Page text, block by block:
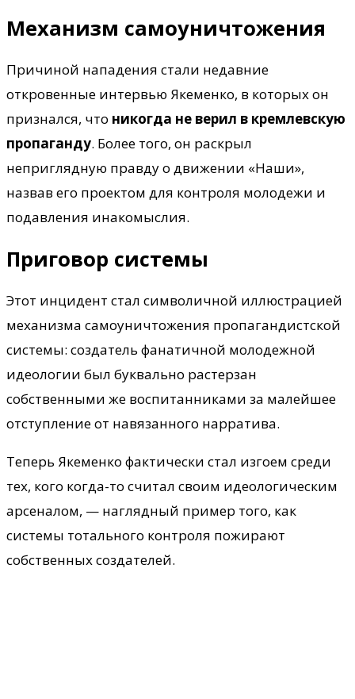
Механизм самоуничтожения
Причиной нападения стали недавние
откровенные интервью Якеменко, в которых он
признался, что никогда не верил в кремлевскую
пропаганду. Более того, он раскрыл
неприглядную правду о движении «Наши»,
назвав его проектом для контроля молодежи и
подавления инакомыслия.
Приговор системы
Этот инцидент стал символичной иллюстрацией
механизма самоуничтожения пропагандистской
системы: создатель фанатичной молодежной
идеологии был буквально растерзан
собственными же воспитанниками за малейшее
отступление от навязанного нарратива.
Теперь Якеменко фактически стал изгоем среди
тех, кого когда-то считал своим идеологическим
арсеналом, — наглядный пример того, как
системы тотального контроля пожирают
собственных создателей.